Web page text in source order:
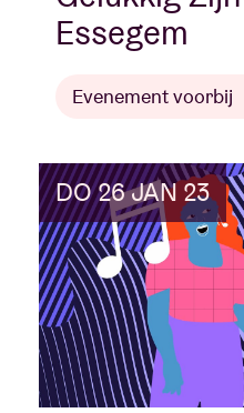
Essegem
Evenement voorbij
DO 26 JAN 23